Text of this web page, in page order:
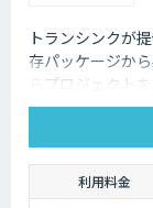
トランシンクが
存パッケージか
らプロジェクト
モデルの開発が
利用料金